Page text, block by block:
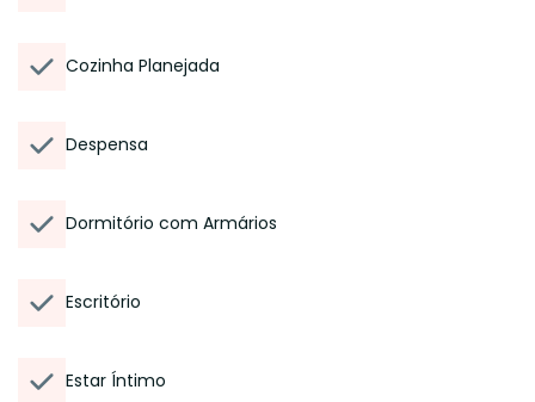
Cozinha Planejada
Despensa
Dormitório com Armários
Escritório
Estar Íntimo